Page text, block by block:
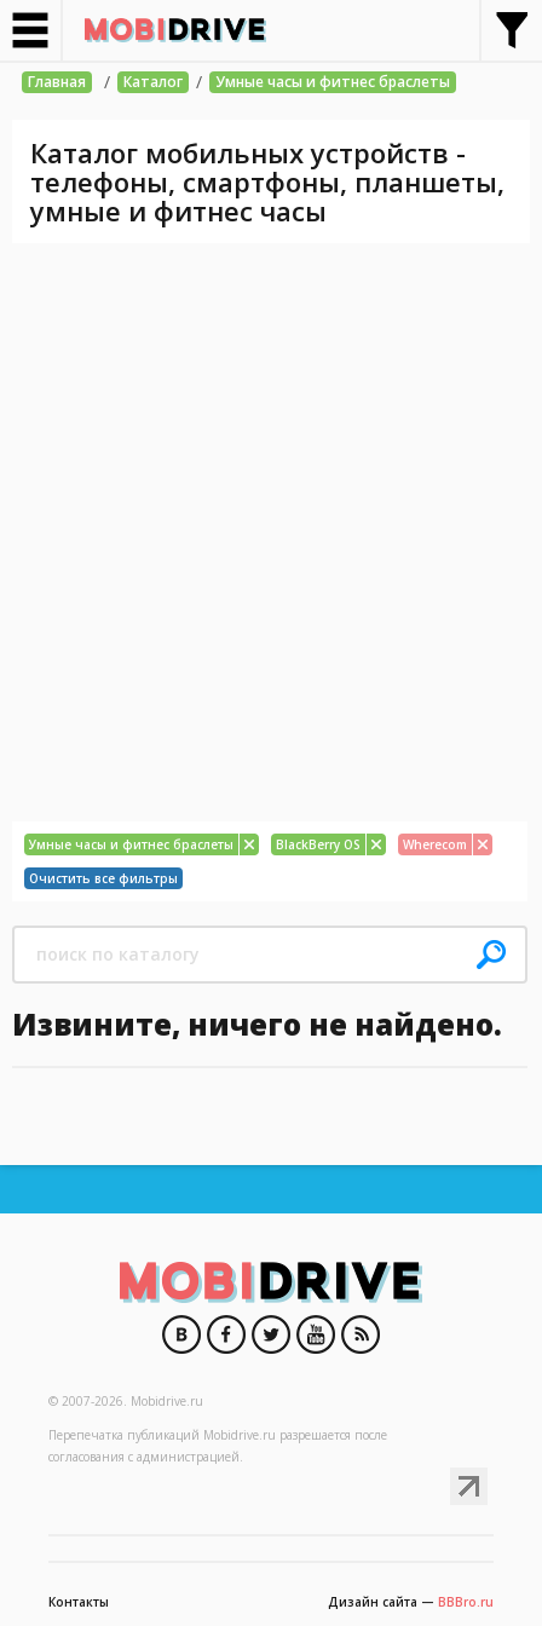
Главная / Каталог / Умные часы и фитнес браслеты
Каталог мобильных устройств -
телефоны, смартфоны, планшеты,
умные и фитнес часы
Умные часы и фитнес браслеты BlackBerry OS
Wherecom
Очистить все фильтры
Извините, ничего не найдено.
© 2007-2026. Mobidrive.ru
Перепечатка публикаций Mobidrive.ru разрешается после
согласования с администрацией.
Дизайн сайта — BBBro.ru
Контакты